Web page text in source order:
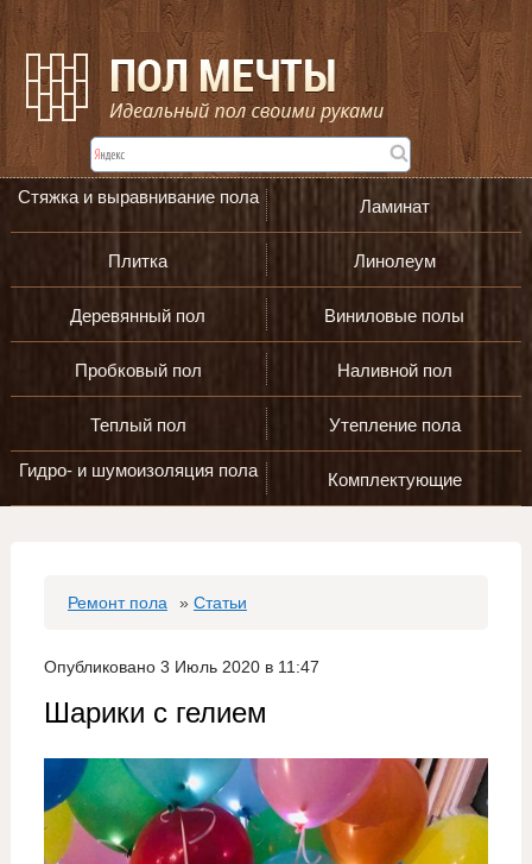
Стяжка и выравнивание пола Ламинат
Плитка Линолеум
Деревянный пол Виниловые полы
Пробковый пол Наливной пол
Теплый пол Утепление пола
Гидро- и шумоизоляция пола Комплектующие
Ремонт пола » Статьи
Опубликовано 3 Июль 2020 в 11:47
Шарики с гелием